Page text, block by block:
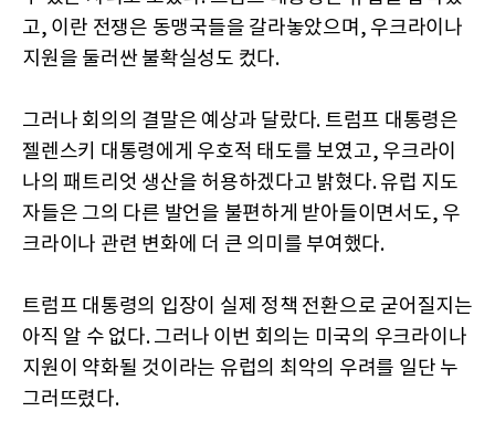
고, 이란 전쟁은 동맹국들을 갈라놓았으며, 우크라이나
지원을 둘러싼 불확실성도 컸다.
그러나 회의의 결말은 예상과 달랐다. 트럼프 대통령은
젤렌스키 대통령에게 우호적 태도를 보였고, 우크라이
나의 패트리엇 생산을 허용하겠다고 밝혔다. 유럽 지도
자들은 그의 다른 발언을 불편하게 받아들이면서도, 우
크라이나 관련 변화에 더 큰 의미를 부여했다.
트럼프 대통령의 입장이 실제 정책 전환으로 굳어질지는
아직 알 수 없다. 그러나 이번 회의는 미국의 우크라이나
지원이 약화될 것이라는 유럽의 최악의 우려를 일단 누
그러뜨렸다.